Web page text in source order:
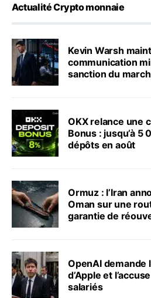
Actualité Crypto monnaie
Kevin Warsh
communication
sanction du
OKX relance une
Bonus : jusqu’à
dépôts en août
Ormuz : l’Iran
Oman sur une
garantie de
OpenAI demande
d’Apple et
salariés